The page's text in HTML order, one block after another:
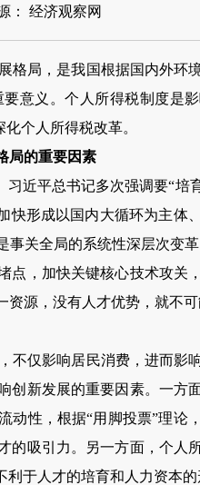
： 经济观察网
格局，是我国根据国内外环
意义。个人所得税制度是
个人所得税改革。
局的重要因素
近平总书记多次强调要“培
快形成以国内大循环为主体
事关全局的系统性深层次变
点，加快关键核心技术攻关
源，没有人才优势，就不
不仅影响居民消费，进而影
新发展的重要因素。一方
性，根据“用脚投票”理论
吸引力。另一方面，个人
于人才的培育和人力资本的